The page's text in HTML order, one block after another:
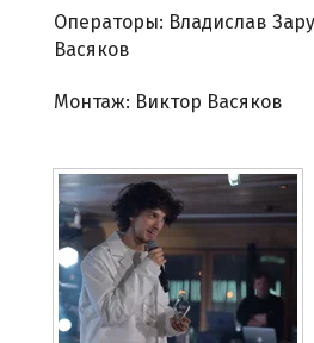
Операторы: Владислав
Васяков
Монтаж: Виктор Васяков